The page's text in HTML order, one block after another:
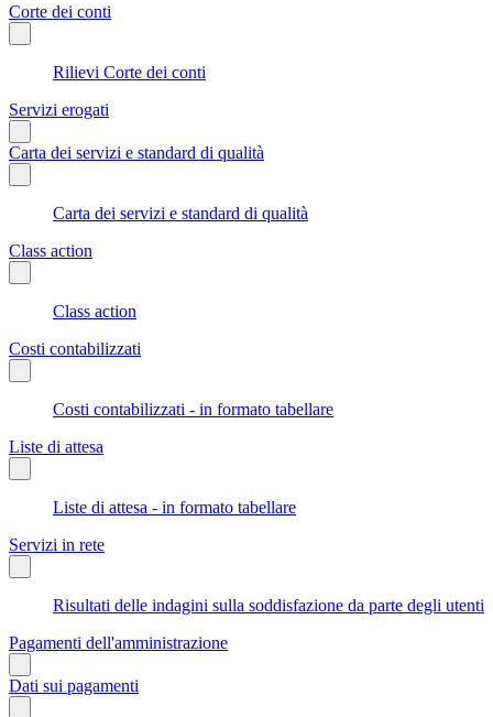
Corte dei conti
Rilievi Corte dei conti
Servizi erogati
Carta dei servizi e standard di qualità
Carta dei servizi e standard di qualità
Class action
Class action
Costi contabilizzati
Costi contabilizzati - in formato tabellare
Liste di attesa
Liste di attesa - in formato tabellare
Servizi in rete
Risultati delle indagini sulla soddisfazione da parte degli utenti
Pagamenti dell'amministrazione
Dati sui pagamenti